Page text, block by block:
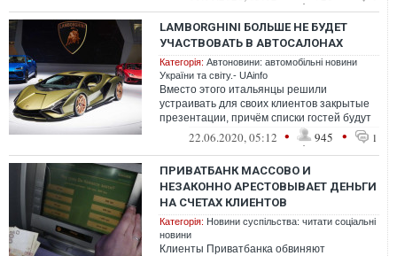
LAMBORGHINI БОЛЬШЕ НЕ БУДЕТ
УЧАСТВОВАТЬ В АВТОСАЛОНАХ
Категорія: Автоновини: автомобільні новини
України та світу.- UAinfo
Вместо этого итальянцы решили
устраивать для своих клиентов закрытые
презентации, причём списки гостей будут
составляться и утверждаться компанией
22.06.2020, 05:12 • 945 • 1
ПРИВАТБАНК МАССОВО И
НЕЗАКОННО АРЕСТОВЫВАЕТ ДЕНЬГИ
НА СЧЕТАХ КЛИЕНТОВ
Категорія: Новини суспільства: читати соціальні
новини
Клиенты Приватбанка обвиняют